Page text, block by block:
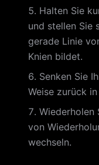
Halten Sie
und stellen Sie
gerade Linie
Knien bildet.
Senken Sie
Weise zurück
Wiederholen
von
wechseln.